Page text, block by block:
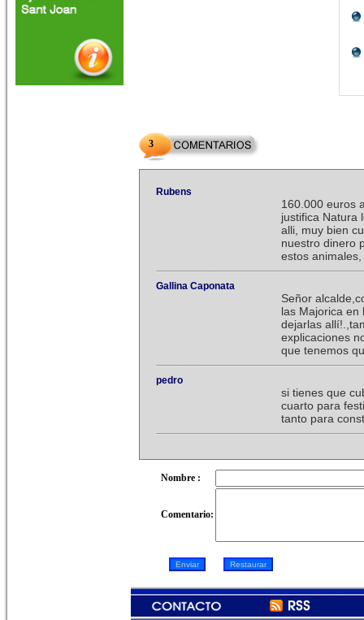
3
Rubens
160.000 euros
justifica Natura
alli, muy bien
nuestro dinero
estos
Gallina Caponata
Señor
las Majorica en
dejarlas
explicaciones
que tenemos
pedro
si tienes que
cuarto para
tanto para
Nombre :
Comentario: